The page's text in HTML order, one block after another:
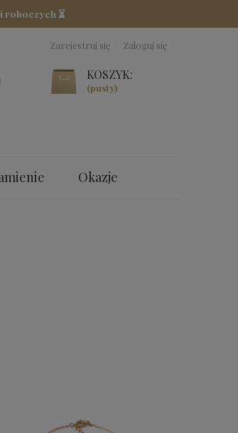
roboczych ⏳
Zarejestruj się Zaloguj się
KOSZYK:
(pusty)
Okazje